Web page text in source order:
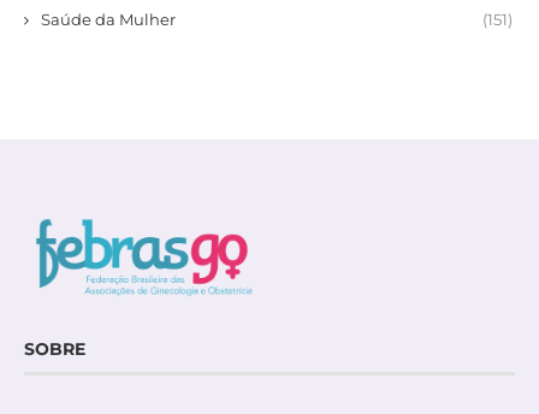
Saúde da Mulher (151)
SOBRE